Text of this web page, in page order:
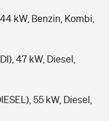
kW, Benzin, Kombi,
47 kW, Diesel,
55 kW, Diesel,